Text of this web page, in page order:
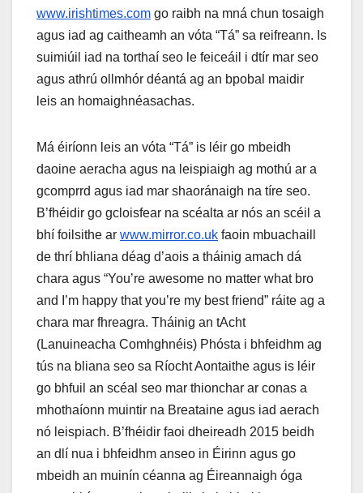
www.irishtimes.com go raibh na mná chun tosaigh
agus iad ag caitheamh an vóta “Tá” sa reifreann. Is
suimiúil iad na torthaí seo le feiceáil i dtír mar seo
agus athrú ollmhór déantá ag an bpobal maidir
leis an homaighnéasachas.
Má éiríonn leis an vóta “Tá” is léir go mbeidh
daoine aeracha agus na leispiaigh ag mothú ar a
gcomprrd agus iad mar shaoránaigh na tíre seo.
B’fhéidir go gcloisfear na scéalta ar nós an scéil a
bhí foilsithe ar www.mirror.co.uk faoin mbuachaill
de thrí bhliana déag d’aois a tháinig amach dá
chara agus “You’re awesome no matter what bro
and I’m happy that you’re my best friend” ráite ag a
chara mar fhreagra. Tháinig an tAcht
(Lanuineacha Comhghnéis) Phósta i bhfeidhm ag
tús na bliana seo sa Ríocht Aontaithe agus is léir
go bhfuil an scéal seo mar thionchar ar conas a
mhothaíonn muintir na Breataine agus iad aerach
nó leispiach. B’fhéidir faoi dheireadh 2015 beidh
an dlí nua i bhfeidhm anseo in Éirinn agus go
mbeidh an muinín céanna ag Éireannaigh óga